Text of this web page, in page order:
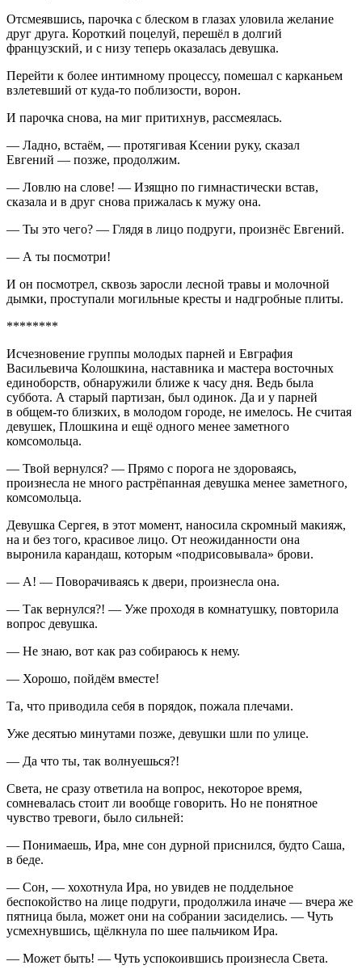
Отсмеявшись, парочка с блеском в глазах уловила желание
друг друга. Короткий поцелуй, перешёл в долгий
французский, и с низу теперь оказалась девушка.
Перейти к более интимному процессу, помешал с карканьем
взлетевший от куда-то поблизости, ворон.
И парочка снова, на миг притихнув, рассмеялась.
— Ладно, встаём, — протягивая Ксении руку, сказал
Евгений — позже, продолжим.
— Ловлю на слове! — Изящно по гимнастически встав,
сказала и в друг снова прижалась к мужу она.
— Ты это чего? — Глядя в лицо подруги, произнёс Евгений.
— А ты посмотри!
И он посмотрел, сквозь заросли лесной травы и молочной
дымки, проступали могильные кресты и надгробные плиты.
********
Исчезновение группы молодых парней и Евграфия
Васильевича Колошкина, наставника и мастера восточных
единоборств, обнаружили ближе к часу дня. Ведь была
суббота. А старый партизан, был одинок. Да и у парней
в общем-то близких, в молодом городе, не имелось. Не считая
девушек, Плошкина и ещё одного менее заметного
комсомольца.
— Твой вернулся? — Прямо с порога не здороваясь,
произнесла не много растрёпанная девушка менее заметного,
комсомольца.
Девушка Сергея, в этот момент, наносила скромный макияж,
на и без того, красивое лицо. От неожиданности она
выронила карандаш, которым «подрисовывала» брови.
— А! — Поворачиваясь к двери, произнесла она.
— Так вернулся?! — Уже проходя в комнатушку, повторила
вопрос девушка.
— Не знаю, вот как раз собираюсь к нему.
— Хорошо, пойдём вместе!
Та, что приводила себя в порядок, пожала плечами.
Уже десятью минутами позже, девушки шли по улице.
— Да что ты, так волнуешься?!
Света, не сразу ответила на вопрос, некоторое время,
сомневалась стоит ли вообще говорить. Но не понятное
чувство тревоги, было сильней:
— Понимаешь, Ира, мне сон дурной приснился, будто Саша,
в беде.
— Сон, — хохотнула Ира, но увидев не поддельное
беспокойство на лице подруги, продолжила иначе — вчера же
пятница была, может они на собрании засиделись. — Чуть
усмехнувшись, щёлкнула по шее пальчиком Ира.
— Может быть! — Чуть успокоившись произнесла Света.